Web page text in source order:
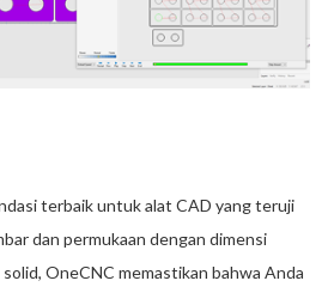
terbaik untuk alat CAD yang teruji
dan permukaan dengan dimensi
OneCNC memastikan bahwa Anda